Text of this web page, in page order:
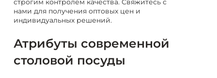
строгим контролем качества. Свяжитесь с
нами для получения оптовых цен и
индивидуальных решений.
Атрибуты современной
столовой посуды